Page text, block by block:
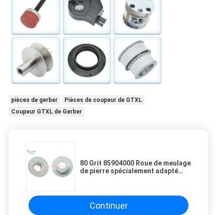
pièces de gerber
Pièces de coupeur de GTXL
Coupeur GTXL de Gerber
80 Grit 85904000 Roue de meulage
de pierre spécialement adapté
Continuer